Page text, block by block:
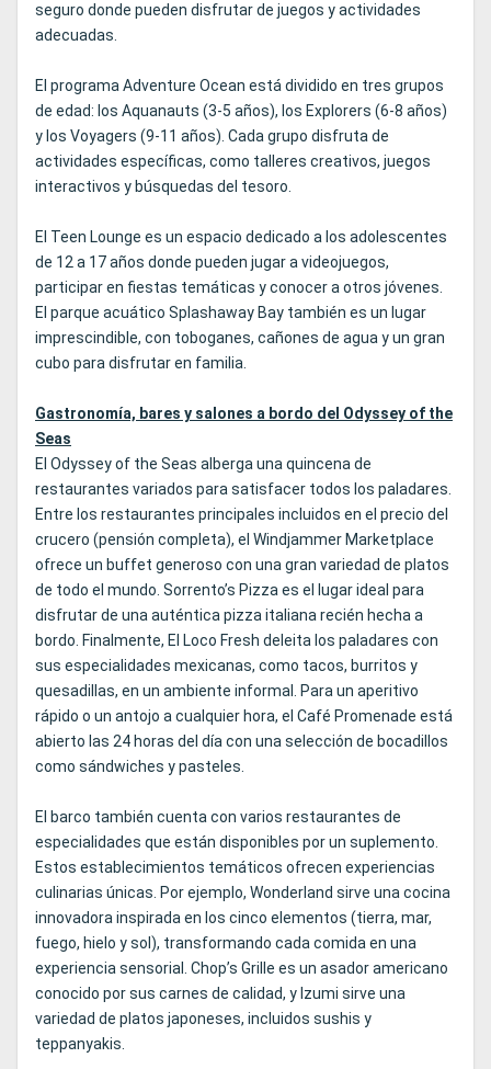
seguro donde pueden disfrutar de juegos y actividades
adecuadas.
El programa Adventure Ocean está dividido en tres grupos
de edad: los Aquanauts (3-5 años), los Explorers (6-8 años)
y los Voyagers (9-11 años). Cada grupo disfruta de
actividades específicas, como talleres creativos, juegos
interactivos y búsquedas del tesoro.
El Teen Lounge es un espacio dedicado a los adolescentes
de 12 a 17 años donde pueden jugar a videojuegos,
participar en fiestas temáticas y conocer a otros jóvenes.
El parque acuático Splashaway Bay también es un lugar
imprescindible, con toboganes, cañones de agua y un gran
cubo para disfrutar en familia.
Gastronomía, bares y salones a bordo del Odyssey of the
Seas
El Odyssey of the Seas alberga una quincena de
restaurantes variados para satisfacer todos los paladares.
Entre los restaurantes principales incluidos en el precio del
crucero (pensión completa), el Windjammer Marketplace
ofrece un buffet generoso con una gran variedad de platos
de todo el mundo. Sorrento’s Pizza es el lugar ideal para
disfrutar de una auténtica pizza italiana recién hecha a
bordo. Finalmente, El Loco Fresh deleita los paladares con
sus especialidades mexicanas, como tacos, burritos y
quesadillas, en un ambiente informal. Para un aperitivo
rápido o un antojo a cualquier hora, el Café Promenade está
abierto las 24 horas del día con una selección de bocadillos
como sándwiches y pasteles.
El barco también cuenta con varios restaurantes de
especialidades que están disponibles por un suplemento.
Estos establecimientos temáticos ofrecen experiencias
culinarias únicas. Por ejemplo, Wonderland sirve una cocina
innovadora inspirada en los cinco elementos (tierra, mar,
fuego, hielo y sol), transformando cada comida en una
experiencia sensorial. Chop’s Grille es un asador americano
conocido por sus carnes de calidad, y Izumi sirve una
variedad de platos japoneses, incluidos sushis y
teppanyakis.